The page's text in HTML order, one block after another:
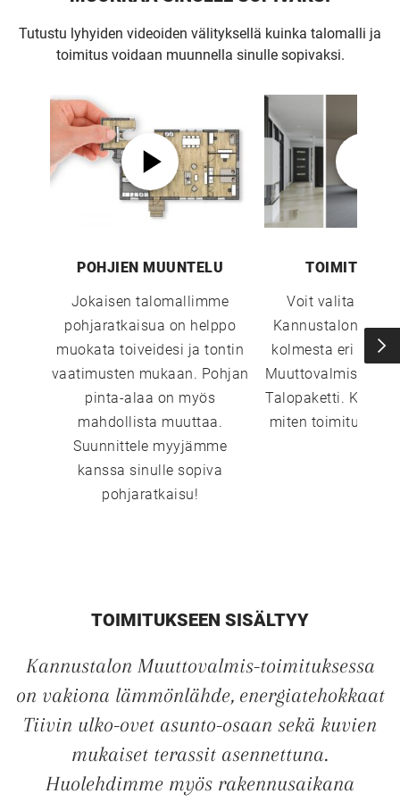
Tutustu lyhyiden videoiden välityksellä kuinka talomalli ja
toimitus voidaan muunnella sinulle sopivaksi.
POHJIEN MUUNTELU
Jokaisen talomallimme
pohjaratkaisua on helppo
muokata toiveidesi ja tontin
vaatimusten mukaan. Pohjan
pinta-alaa on myös
mahdollista muuttaa.
Suunnittele myyjämme
kanssa sinulle sopiva
pohjaratkaisu!
Voit valita
Kannustalon
kolmesta eri
Muuttovalmis,
Talopaketti. Katso
miten
TOIMITUKSEEN SISÄLTYY
Kannustalon Muuttovalmis-toimituksessa
on vakiona lämmönlähde, energiatehokkaat
Tiivin ulko-ovet asunto-osaan sekä kuvien
mukaiset terassit asennettuna.
Huolehdimme myös rakennusaikana
UUSI
UNELMISTA
KODIKSI-